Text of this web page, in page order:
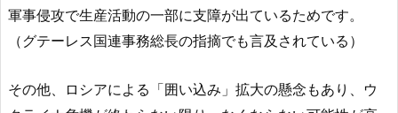
軍事侵攻で生産活動の一部に支障が出ているためです。
（グテーレス国連事務総長の指摘でも言及されている）
その他、ロシアによる「囲い込み」拡大の懸念もあり、ウ